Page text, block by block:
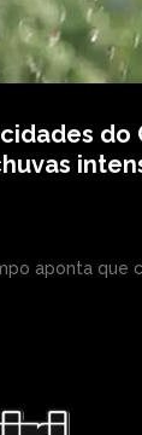
do
aponta que